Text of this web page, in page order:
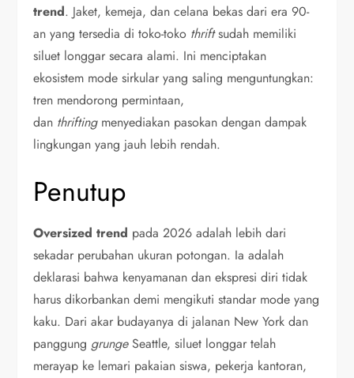
trend. Jaket, kemeja, dan celana bekas dari era 90-
an yang tersedia di toko-toko thriftsudah memiliki
siluet longgar secara alami. Ini menciptakan
ekosistem mode sirkular yang saling menguntungkan:
tren mendorong permintaan,
dan thriftingmenyediakan pasokan dengan dampak
lingkungan yang jauh lebih rendah.
Penutup
Oversized trend pada 2026 adalah lebih dari
sekadar perubahan ukuran potongan. Ia adalah
deklarasi bahwa kenyamanan dan ekspresi diri tidak
harus dikorbankan demi mengikuti standar mode yang
kaku. Dari akar budayanya di jalanan New York dan
panggunggrungeSeattle, siluet longgar telah
merayap ke lemari pakaian siswa, pekerja kantoran,